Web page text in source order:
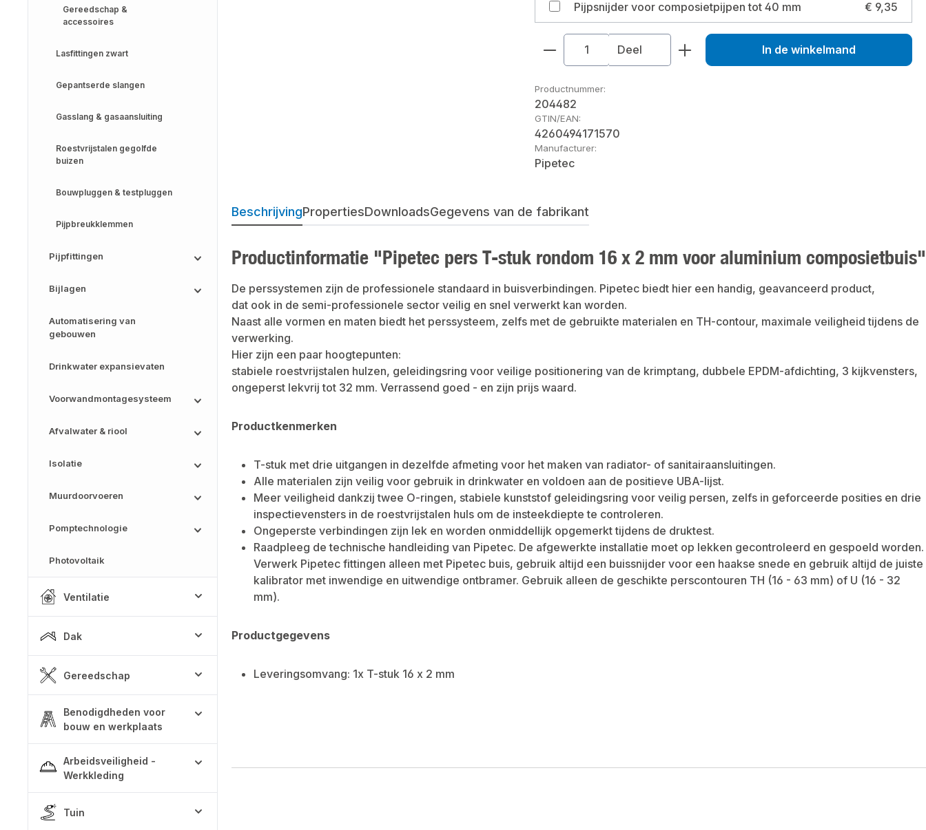
Gereedschap &
accessoires
Lasfittingen zwart
Gepantserde slangen
Gasslang & gasaansluiting
Roestvrijstalen gegolfde
buizen
Bouwpluggen & testpluggen
Pijpbreukklemmen
Pijpfittingen
Bijlagen
Automatisering van
gebouwen
Drinkwater expansievaten
Voorwandmontagesysteem
Afvalwater & riool
Isolatie
Muurdoorvoeren
Pomptechnologie
Photovoltaik
Ventilatie
Dak
Gereedschap
Benodigdheden voor
bouw en werkplaats
Arbeidsveiligheid -
Werkkleding
Tuin
Pijpsnijder voor composietpijpen tot 40 mm
€ 9,35
Producthoeveelheid: Voer de gewenste
Deel In de winkelmand
Productnummer:
204482
GTIN/EAN:
4260494171570
Manufacturer:
Pipetec
BeschrijvingPropertiesDownloadsGegevens van de fabrikant
Productinformatie "Pipetec pers T-stuk rondom 16 x 2 mm voor aluminium composietbuis"
De perssystemen zijn de professionele standaard in buisverbindingen. Pipetec biedt hier een handig, geavanceerd product,
dat ook in de semi-professionele sector veilig en snel verwerkt kan worden.
Naast alle vormen en maten biedt het perssysteem, zelfs met de gebruikte materialen en TH-contour, maximale veiligheid tijdens de
verwerking.
Hier zijn een paar hoogtepunten:
stabiele roestvrijstalen hulzen, geleidingsring voor veilige positionering van de krimptang, dubbele EPDM-afdichting, 3 kijkvensters,
ongeperst lekvrij tot 32 mm. Verrassend goed - en zijn prijs waard.
Productkenmerken
T-stuk met drie uitgangen in dezelfde afmeting voor het maken van radiator- of sanitairaansluitingen.
Alle materialen zijn veilig voor gebruik in drinkwater en voldoen aan de positieve UBA-lijst.
Meer veiligheid dankzij twee O-ringen, stabiele kunststof geleidingsring voor veilig persen, zelfs in geforceerde posities en drie
inspectievensters in de roestvrijstalen huls om de insteekdiepte te controleren.
Ongeperste verbindingen zijn lek en worden onmiddellijk opgemerkt tijdens de druktest.
Raadpleeg de technische handleiding van Pipetec. De afgewerkte installatie moet op lekken gecontroleerd en gespoeld worden.
Verwerk Pipetec fittingen alleen met Pipetec buis, gebruik altijd een buissnijder voor een haakse snede en gebruik altijd de juiste
kalibrator met inwendige en uitwendige ontbramer. Gebruik alleen de geschikte perscontouren TH (16 - 63 mm) of U (16 - 32
mm).
Productgegevens
Leveringsomvang: 1x T-stuk 16 x 2 mm